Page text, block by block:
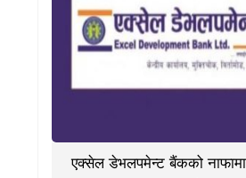
एक्सेल डेभलपमेन्ट बैंकको